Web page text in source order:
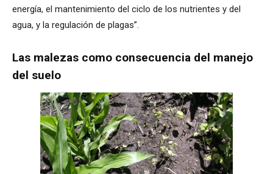
energía, el mantenimiento del ciclo de los nutrientes y del
agua, y la regulación de plagas”.
Las malezas como consecuencia del manejo
del suelo